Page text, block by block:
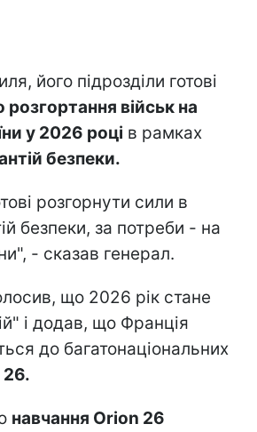
його підрозділи готові
військ на
у 2026 році в рамках
безпеки.
розгорнути сили в
безпеки, за потреби - на
- сказав генерал.
що 2026 рік стане
і додав, що Франція
до багатонаціональних
26.
навчання Orion 26